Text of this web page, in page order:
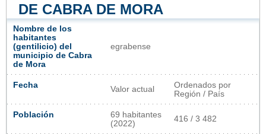
DE CABRA DE MORA
Nombre de los
habitantes
(gentilicio) del
municipio de Cabra
de Mora
egrabense
Fecha Valor actual
Ordenados por
Región / País
Población
69 habitantes
(2022)
416 / 3 482